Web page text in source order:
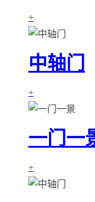
+
中轴门
+
一门一
+